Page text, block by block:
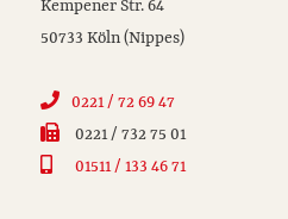
Kempener Str. 64
50733 Köln (Nippes)
0221 / 72 69 47
0221 / 732 75 01
01511 / 133 46 71